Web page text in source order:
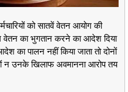
को सातवें वेतन आयोग की
वेतन का भुगतान करने का आदेश दिया
का पालन नहीं किया जाता तो दोनों
न उनके खिलाफ अवमानना आरोप तय